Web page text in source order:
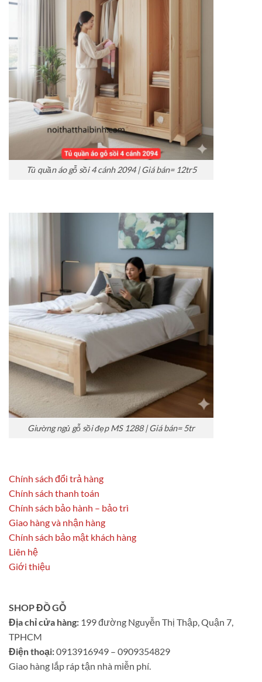
Tủ quần áo gỗ sồi 4 cánh 2094 | Giá bán= 12tr5
Giường ngủ gỗ sồi đẹp MS 1288 | Giá bán= 5tr
Chính sách đổi trả hàng
Chính sách thanh toán
Chính sách bảo hành – bảo trì
Giao hàng và nhận hàng
Chính sách bảo mật khách hàng
Liên hệ
Giới thiệu
SHOP ĐỒ GỖ
Địa chỉ cửa hàng: 199 đường Nguyễn Thị Thập, Quận 7,
TPHCM
Điện thoại:0913916949 – 0909354829
Giao hàng lắp ráp tận nhà miễn phí.